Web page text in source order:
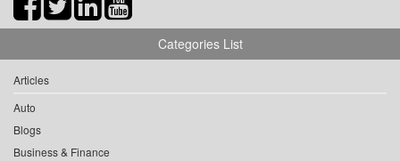
Categories List
Articles
Auto
Blogs
Business & Finance